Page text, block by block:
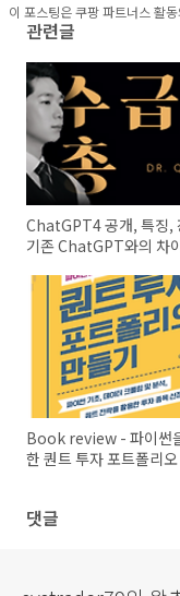
이 포스팅은 쿠팡 파트너스 활
관련글
ChatGPT4 공개, 특징,
기존 ChatGPT와의 차
Book review - 파이썬
한 퀀트 투자 포트폴리
댓글